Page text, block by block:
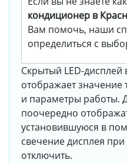
кондиционер в
Вам помочь, наши
определиться с
Скрытый LED-дисплей
отображает значение
и параметры работы.
поочередно
установившуюся в
свечение дисплея
отключить.